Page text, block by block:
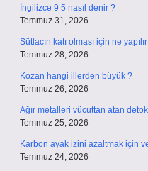
İngilizce 9 5 nasıl denir ?
Temmuz 31, 2026
Sütlacın katı olması için ne
Temmuz 28, 2026
Kozan hangi illerden büyük ?
Temmuz 26, 2026
Ağır metalleri vücuttan atan
Temmuz 25, 2026
Karbon ayak izini azaltmak için
Temmuz 24, 2026